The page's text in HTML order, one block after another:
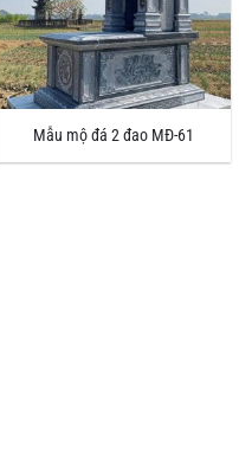
Mẫu mộ đá 2 đao MĐ-61